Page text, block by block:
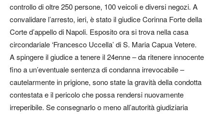
controllo di oltre 250 persone, 100 veicoli e diversi negozi. A
convalidare l’arresto, ieri, è stato il giudice Corinna Forte della
Corte d’appello di Napoli. Esposito ora si trova nella casa
circondariale ‘Francesco Uccella’ di S. Maria Capua Vetere.
A spingere il giudice a tenere il 24enne – da ritenere innocente
fino a un’eventuale sentenza di condanna irrevocabile –
cautelarmente in prigione, sono state la gravità della condotta
contestata e il pericolo che possa rendersi nuovamente
irreperibile. Se consegnarlo o meno all’autorità giudiziaria